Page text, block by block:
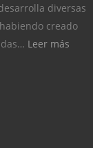
diversas
creado
Leer más